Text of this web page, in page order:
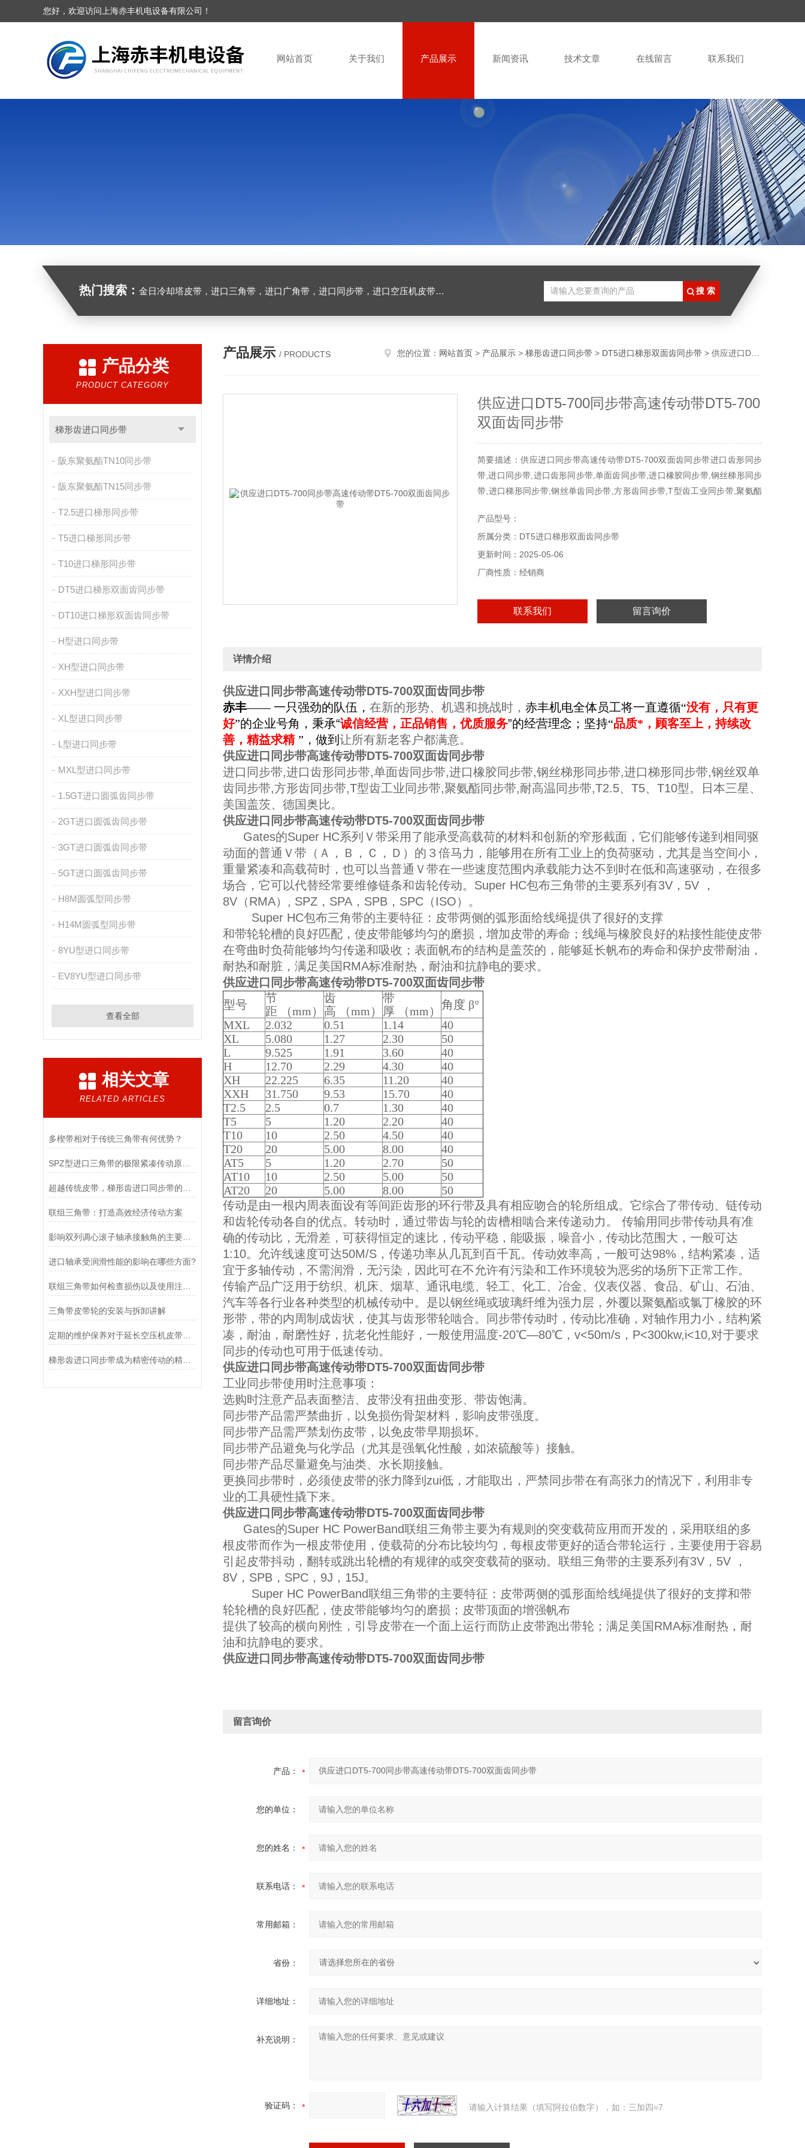
您好，欢迎访问上海赤丰机电设备有限公司！
网站首页 关于我们 产品展示 新闻资讯 技术文章 在线留言 联系我们
热门搜索： 金日冷却塔皮带，进口三角带，进口广角带，进口同步带，进口空压机皮带，带齿三角带，特氟龙高温布，进口轴承油封及电子仪器
产品分类
PRODUCT CATEGORY
梯形齿进口同步带
阪东聚氨酯TN10同步带
阪东聚氨酯TN15同步带
T2.5进口梯形同步带
T5进口梯形同步带
T10进口梯形同步带
DT5进口梯形双面齿同步带
DT10进口梯形双面齿同步带
H型进口同步带
XH型进口同步带
XXH型进口同步带
XL型进口同步带
L型进口同步带
MXL型进口同步带
1.5GT进口圆弧齿同步带
2GT进口圆弧齿同步带
3GT进口圆弧齿同步带
5GT进口圆弧齿同步带
H8M圆弧型同步带
H14M圆弧型同步带
8YU型进口同步带
EV8YU型进口同步带
查看全部
相关文章
RELATED ARTICLES
多楔带相对于传统三角带有何优势？
SPZ型进口三角带的极限紧凑传动原理与高转速适配实践
联组三角带：打造高效经济传动方案
影响双列调心滚子轴承接触角的主要加工因素有哪些？
进口轴承受润滑性能的影响在哪些方面?
三角带皮带轮的安装与拆卸讲解
梯形齿进口同步带成为精密传动的精准动力载体
产品展示 / PRODUCTS 您的位置： 网站首页 > 产品展示 > 梯形齿进口同步带 > DT5进口梯形双面齿同步带 > 供应进口DT5-700同步带高速传动带DT5-700双面齿同步带
供应进口DT5-700同步带高速传动带DT5-700
双面齿同步带
简要描述：供应进口同步带高速传动带DT5-700双面齿同步带进口齿形同步
带,进口同步带,进口齿形同步带,单面齿同步带,进口橡胶同步带,钢丝梯形同步
带,进口梯形同步带,钢丝单齿同步带,方形齿同步带,T型齿工业同步带,聚氨酯
界名优工业皮带。
产品型号：
所属分类：DT5进口梯形双面齿同步带
更新时间：2025-05-06
厂商性质：经销商
联系我们 留言询价
详情介绍
供应进口同步带高速传动带DT5-700双面齿同步带
赤丰—— 一只强劲的队伍， 在新的形势、机遇和挑战时， 赤丰机电全体员工将一直遵循“没有，只有更
好”的企业号角，秉承“诚信经营，正品销售，优质服务”的经营理念； 坚持“品质*，顾客至上，持续改
善，精益求精 ”，做到 让所有新老客户都满意。
供应进口同步带高速传动带DT5-700双面齿同步带
进口同步带,进口齿形同步带,单面齿同步带,进口橡胶同步带,钢丝梯形同步带,进口梯形同步带,钢丝双单
齿同步带,方形齿同步带,T型齿工业同步带,聚氨酯同步带,耐高温同步带,T2.5、T5、T10型。日本三星、
美国盖茨、德国奥比。
供应进口同步带高速传动带DT5-700双面齿同步带
Gates的Super HC系列Ｖ带采用了能承受高载荷的材料和创新的窄形截面，它们能够传递到相同驱
动面的普通Ｖ带（Ａ，Ｂ，Ｃ，Ｄ）的３倍马力，能够用在所有工业上的负荷驱动，尤其是当空间小，
重量紧凑和高载荷时，也可以当普通Ｖ带在一些速度范围内承载能力达不到时在低和高速驱动，在很多
场合，它可以代替经常要维修链条和齿轮传动。Super HC包布三角带的主要系列有3V，5V ，
8V（RMA）, SPZ，SPA，SPB，SPC（ISO）。
Super HC包布三角带的主要特征：皮带两侧的弧形面给线绳提供了很好的支撑
和带轮轮槽的良好匹配，使皮带能够均匀的磨损，增加皮带的寿命；线绳与橡胶良好的粘接性能使皮带
在弯曲时负荷能够均匀传递和吸收；表面帆布的结构是盖茨的，能够延长帆布的寿命和保护皮带耐油，
耐热和耐脏，满足美国RMA标准耐热，耐油和抗静电的要求。
供应进口同步带高速传动带DT5-700双面齿同步带
型号
节
距 （mm）
齿
高 （mm）
带
厚 （mm） 角度 β°
MXL
2.032 0.51 1.14
40
XL
5.080 1.27 2.30
50
L
9.525 1.91 3.60
40
H
12.70 2.29 4.30
40
XH
22.225 6.35 11.20
40
XXH
31.750 9.53 15.70
40
T2.5
2.5 0.7 1.30
40
T5
5 1.20 2.20
40
T10
10 2.50 4.50
40
T20
20 5.00 8.00
40
AT5
5 1.20 2.70
50
AT10
10 2.50 5.00
50
AT20
20 5.00 8.00
50
传动是由一根内周表面设有等间距齿形的环行带及具有相应吻合的轮所组成。它综合了带传动、链传动
和齿轮传动各自的优点。转动时，通过带齿与轮的齿槽相啮合来传递动力。 传输用同步带传动具有准
确的传动比，无滑差，可获得恒定的速比，传动平稳，能吸振，噪音小，传动比范围大，一般可达
1:10。允许线速度可达50M/S，传递功率从几瓦到百千瓦。传动效率高，一般可达98%，结构紧凑，适
宜于多轴传动，不需润滑，无污染，因此可在不允许有污染和工作环境较为恶劣的场所下正常工作。
传输产品广泛用于纺织、机床、烟草、通讯电缆、轻工、化工、冶金、仪表仪器、食品、矿山、石油、
汽车等各行业各种类型的机械传动中。是以钢丝绳或玻璃纤维为强力层，外覆以聚氨酯或氯丁橡胶的环
形带，带的内周制成齿状，使其与齿形带轮啮合。同步带传动时，传动比准确，对轴作用力小，结构紧
凑，耐油，耐磨性好，抗老化性能好，一般使用温度-20℃―80℃，v<50m/s，P<300kw,i<10,对于要求
同步的传动也可用于低速传动。
供应进口同步带高速传动带DT5-700双面齿同步带
工业同步带使用时注意事项：
选购时注意产品表面整洁、皮带没有扭曲变形、带齿饱满。
同步带产品需严禁曲折，以免损伤骨架材料，影响皮带强度。
同步带产品需严禁划伤皮带，以免皮带早期损坏。
同步带产品避免与化学品（尤其是强氧化性酸，如浓硫酸等）接触。
同步带产品尽量避免与油类、水长期接触。
更换同步带时，必须使皮带的张力降到zui低，才能取出，严禁同步带在有高张力的情况下，利用非专
业的工具硬性撬下来。
供应进口同步带高速传动带DT5-700双面齿同步带
Gates的Super HC PowerBand联组三角带主要为有规则的突变载荷应用而开发的，采用联组的多
根皮带而作为一根皮带使用，使载荷的分布比较均匀，每根皮带更好的适合带轮运行，主要使用于容易
引起皮带抖动，翻转或跳出轮槽的有规律的或突变载荷的驱动。联组三角带的主要系列有3V，5V ，
8V，SPB，SPC，9J，15J。
Super HC PowerBand联组三角带的主要特征：皮带两侧的弧形面给线绳提供了很好的支撑和带
轮轮槽的良好匹配，使皮带能够均匀的磨损；皮带顶面的增强帆布
提供了较高的横向刚性，引导皮带在一个面上运行而防止皮带跑出带轮；满足美国RMA标准耐热，耐
油和抗静电的要求。
供应进口同步带高速传动带DT5-700双面齿同步带
留言询价
产品：
您的单位：
您的姓名：
联系电话：
常用邮箱：
省份：
详细地址：
补充说明：
验证码： 请输入计算结果（填写阿拉伯数字），如：三加四=7